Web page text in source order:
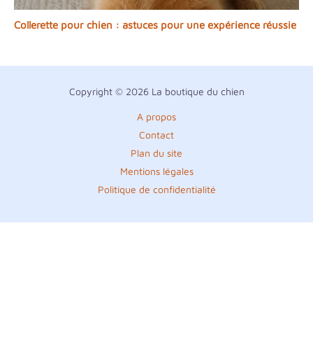
Collerette pour chien : astuces pour une expérience réussie
Copyright © 2026 La boutique du chien
A propos
Contact
Plan du site
Mentions légales
Politique de confidentialité